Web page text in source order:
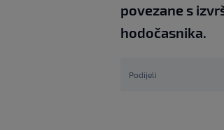
povezane s
hodočasnika.
Podijeli